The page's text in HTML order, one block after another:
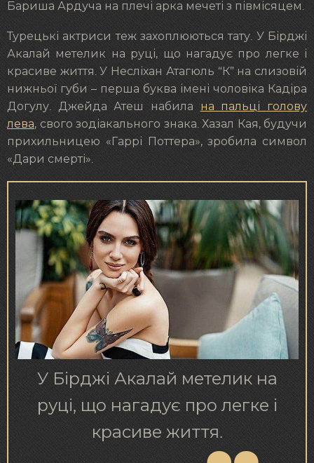
Бариша Ардуча на плечі арка мечеті з півмісяцем.
Турецькі актриси теж захоплюються тату. У Бірджі
Акалай метелик на руці, що нагадує про легке і
красиве життя. У Несліхан Атагюль “К” на слизовій
нижньої губи – перша буква імені чоловіка Кадіра
Догулу. Джейда Атеш набила на пальці голову
лева, свого зодіакального знака. Хазал Кая, будучи
прихильницею «Гаррі Поттера», зробила символ
«Дари смерті».
У Бірджі Акалай метелик на
руці, що нагадує про легке і
красиве життя.